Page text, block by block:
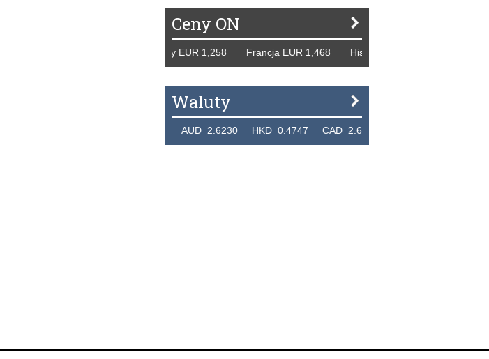
Ceny ON
Tydzień 42/2019 r. Niemcy EUR 1,258 Francja EUR 1,468 Hiszpania EUR 1,229 WB GBP
Waluty
THB 0.1126 USD 3.7236 AUD 2.6230 HKD 0.4747 CAD 2.6581 NZD 2.1889 SGD